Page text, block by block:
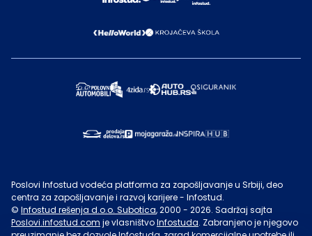
Poslovi Infostud vodeća platforma za zapošljavanje u Srbiji, deo
centra za zapošljavanje i razvoj karijere - Infostud.
© Infostud rešenja d.o.o. Subotica, 2000 - 2026. Sadržaj sajta
Poslovi.infostud.com je vlasništvoInfostuda. Zabranjeno je njegovo